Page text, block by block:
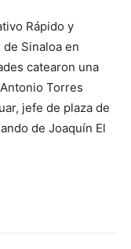
Rápido y
Sinaloa en
catearon una
Torres
jefe de plaza de
de Joaquín El